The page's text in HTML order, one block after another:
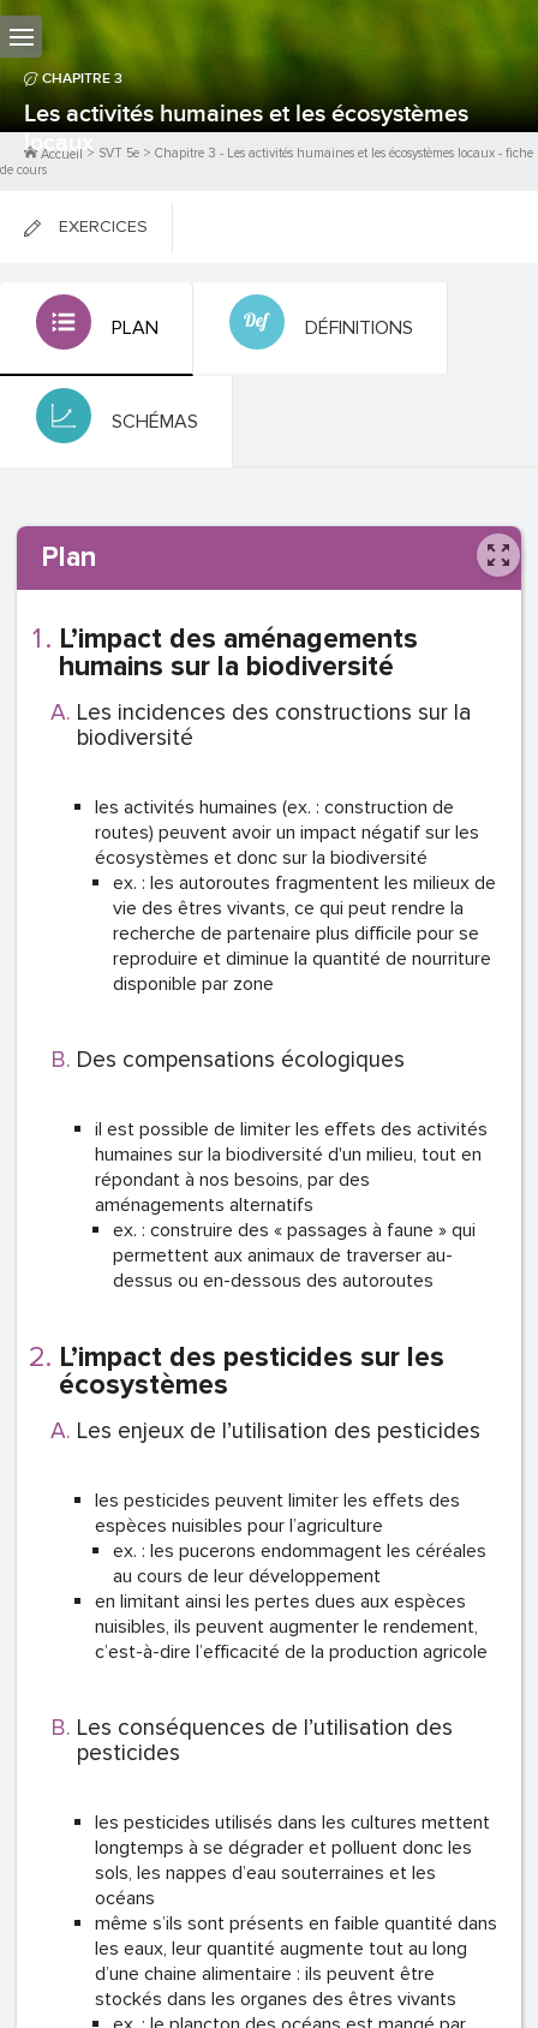
CHAPITRE 3
Les activités humaines et les écosystèmes
locaux
Accueil > SVT 5e > Chapitre 3 - Les activités humaines et les écosystèmes locaux - fiche
de cours
EXERCICES
FICHES DE COURS
PLAN DÉFINITIONS
SCHÉMAS
Plan
L’impact des aménagements
humains sur la biodiversité
Les incidences des constructions sur la
biodiversité
les activités humaines (ex. : construction de
routes) peuvent avoir un impact négatif sur les
écosystèmes et donc sur la biodiversité
ex. : les autoroutes fragmentent les milieux de
vie des êtres vivants, ce qui peut rendre la
recherche de partenaire plus difficile pour se
reproduire et diminue la quantité de nourriture
disponible par zone
Des compensations écologiques
il est possible de limiter les effets des activités
humaines sur la biodiversité d'un milieu, tout en
répondant à nos besoins, par des
aménagements alternatifs
ex. : construire des « passages à faune » qui
permettent aux animaux de traverser au-
dessus ou en-dessous des autoroutes
L’impact des pesticides sur les
écosystèmes
Les enjeux de l’utilisation des pesticides
les pesticides peuvent limiter les effets des
espèces nuisibles pour l’agriculture
ex. : les pucerons endommagent les céréales
au cours de leur développement
en limitant ainsi les pertes dues aux espèces
nuisibles, ils peuvent augmenter le rendement,
c’est-à-dire l’efficacité de la production agricole
Les conséquences de l’utilisation des
pesticides
les pesticides utilisés dans les cultures mettent
longtemps à se dégrader et polluent donc les
sols, les nappes d’eau souterraines et les
océans
même s’ils sont présents en faible quantité dans
les eaux, leur quantité augmente tout au long
d’une chaine alimentaire : ils peuvent être
stockés dans les organes des êtres vivants